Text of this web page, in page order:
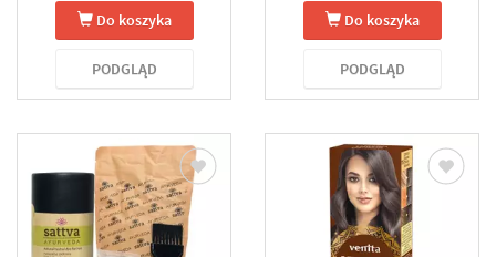
Do koszyka
PODGLĄD
Do koszyka
PODGLĄD